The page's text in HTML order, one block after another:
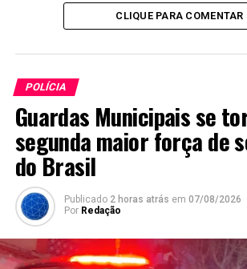
CLIQUE PARA COMENTAR
POLÍCIA
Guardas Municipais se
segunda maior força de
do Brasil
Publicado 2 horas atrás em 07/08/2026
Por Redação